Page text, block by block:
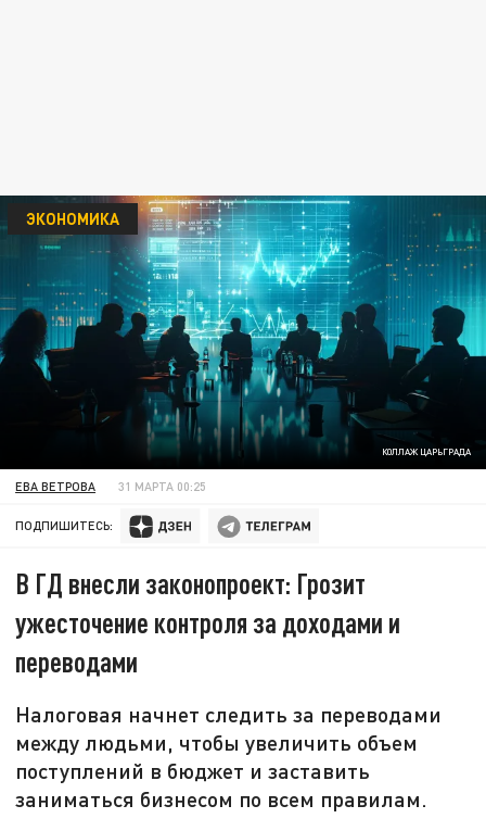
КОЛЛАЖ ЦАРЬГРАДА
ЭКОНОМИКА
ЕВА ВЕТРОВА 31 МАРТА 00:25
ПОДПИШИТЕСЬ:
В ГД внесли законопроект: Грозит
ужесточение контроля за доходами и
переводами
Налоговая начнет следить за переводами
между людьми, чтобы увеличить объем
поступлений в бюджет и заставить
заниматься бизнесом по всем правилам.